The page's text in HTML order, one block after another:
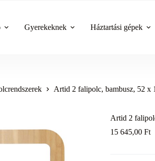
Gyerekeknek Háztartási gépek
Artid 2 falipolc, bambusz, 52 x
Artid 2
15 645,00Ft